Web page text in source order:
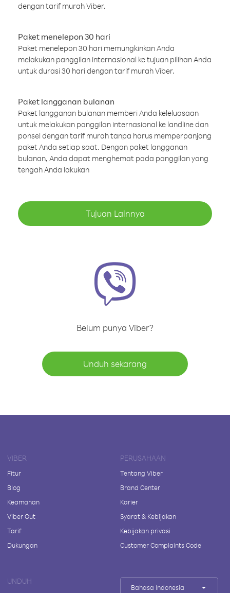
dengan tarif murah Viber.
Paket menelepon 30 hari
Paket menelepon 30 hari memungkinkan Anda
melakukan panggilan internasional ke tujuan pilihan Anda
untuk durasi 30 hari dengan tarif murah Viber.
Paket langganan bulanan
Paket langganan bulanan memberi Anda keleluasaan
untuk melakukan panggilan internasional ke landline dan
ponsel dengan tarif murah tanpa harus memperpanjang
paket Anda setiap saat. Dengan paket langganan
bulanan, Anda dapat menghemat pada panggilan yang
tengah Anda lakukan
Tujuan Lainnya
Belum punya Viber?
Unduh sekarang
VIBER
Fitur
Blog
Keamanan
Viber Out
Tarif
Dukungan
PERUSAHAAN
Tentang Viber
Brand Center
Karier
Syarat & Kebijakan
Kebijakan privasi
Customer Complaints Code
UNDUH
Bahasa Indonesia